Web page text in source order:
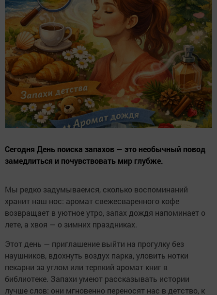
Сегодня День поиска запахов — это необычный повод
замедлиться и почувствовать мир глубже.
Мы редко задумываемся, сколько воспоминаний
хранит наш нос: аромат свежесваренного кофе
возвращает в уютное утро, запах дождя напоминает о
лете, а хвоя — о зимних праздниках.
Этот день — приглашение выйти на прогулку без
наушников, вдохнуть воздух парка, уловить нотки
пекарни за углом или терпкий аромат книг в
библиотеке. Запахи умеют рассказывать истории
лучше слов: они мгновенно переносят нас в детство, к